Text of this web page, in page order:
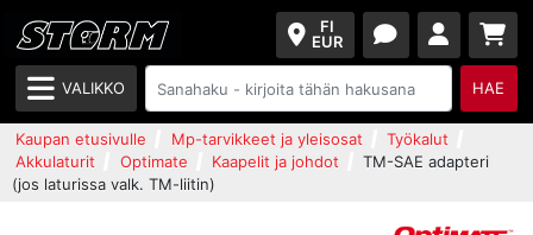
FI
EUR
VALIKKO HAE
Kaupan etusivulle Mp-tarvikkeet ja yleisosat
Työkalut
Akkulaturit
Optimate Kaapelit ja johdot
TM-SAE adapteri
(jos laturissa valk. TM-liitin)